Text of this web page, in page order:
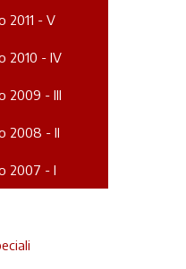
2011 - V
2010 - IV
2009 - III
2008 - II
2007 - I